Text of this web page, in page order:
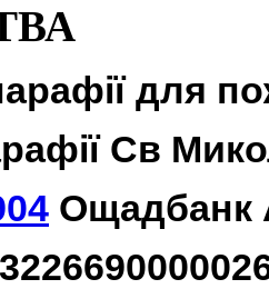
для
Св
Ощадбанк